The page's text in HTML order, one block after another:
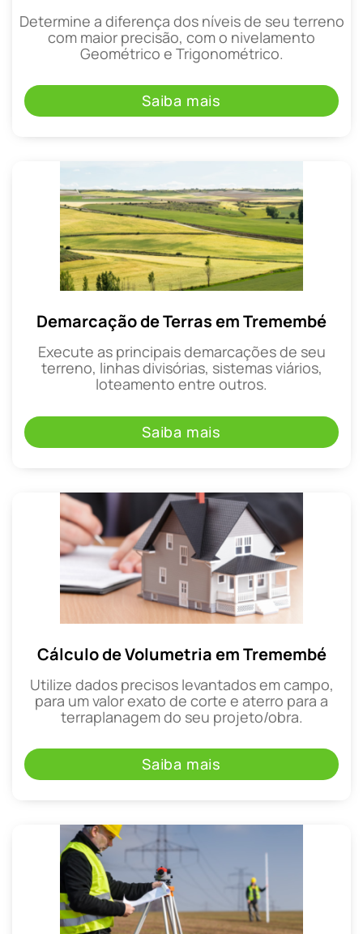
Determine a diferença dos níveis de seu terreno
com maior precisão, com o nivelamento
Geométrico e Trigonométrico.
Saiba mais
Demarcação de Terras em Tremembé
Execute as principais demarcações de seu
terreno, linhas divisórias, sistemas viários,
loteamento entre outros.
Saiba mais
Cálculo de Volumetria em Tremembé
Utilize dados precisos levantados em campo,
para um valor exato de corte e aterro para a
terraplanagem do seu projeto/obra.
Saiba mais